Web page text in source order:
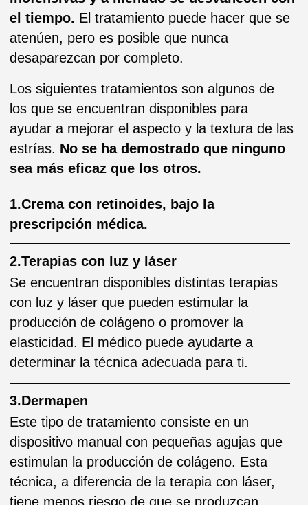
determinar la técnica adecuada para ti.
Este tipo de tratamiento consiste en un
dispositivo manual con pequeñas agujas que
técnica, a diferencia de la terapia con láser,
tiene menos riesgo de que se produzcan
método inicial preferido por las personas con
piel oscura.
3.Dermapen
La radiofrecuencia aumenta la temperatura de
la formación de nuevas fibras de colágeno.
Estas fibras no sólo reparan la piel,
suavizando las estrías, sino que además
3.Radiofrecuencia
En cuanto a las estrías nacaradas, el
tratamiento base es el peeling con el que se
pretende estimular la circulación y favorecer la
regeneración celular.
4.Peeling químico